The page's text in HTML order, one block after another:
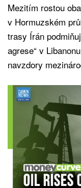
Mezitím rostou
v Hormuzském
trasy Írán
agrese“ v
navzdory